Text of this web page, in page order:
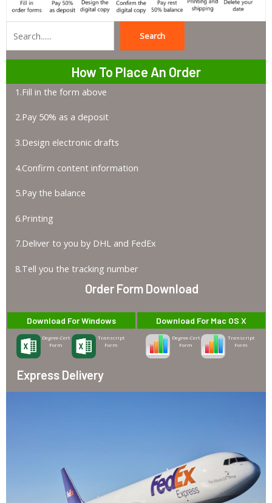
Search
How To Place An Order
1.Fill in the form above
2.Pay 50% as a deposit
3.Design electronic drafts
4.Confirm content information
5.Pay the balance
6.Printing
7.Deliver to you by DHL and FedEx
8.Tell you the tracking number
Order Form Download
Download For Windows
Degree-Cert
Form
Transcript
Form
Download For Mac OS X
Degree-Cert
Form
Transcript
Form
Express Delivery